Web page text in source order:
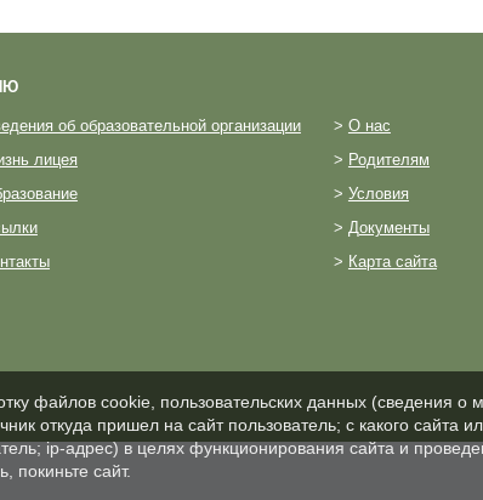
об образовательной организации
лицея
> О нас
> Родителям
> Условия
> Документы
> Карта сайта
файлов cookie, пользовательских данных (сведения
откуда пришел на сайт пользователь; с какого сайта
ip-адрес) в целях функционирования сайта и
покиньте сайт.